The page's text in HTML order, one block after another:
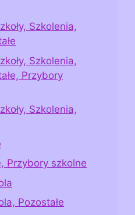
Szkolenia,
Szkolenia,
Przybory
Szkolenia,
Przybory szkolne
Pozostałe